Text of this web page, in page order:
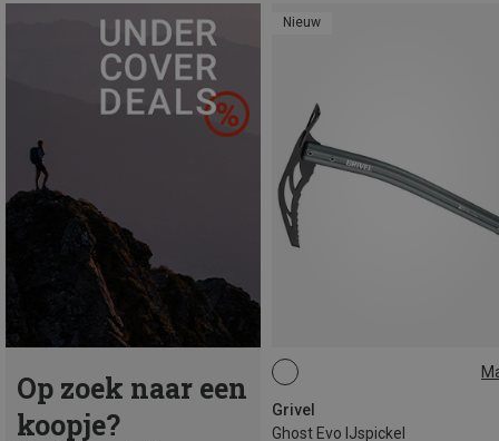
Op zoek naar een
koopje?
Nieuw
Grivel
Ghost Evo IJspickel
50CM